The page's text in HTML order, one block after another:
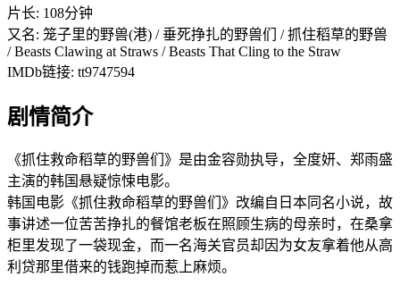
片长: 108分钟
又名: 笼子里的野兽(港) / 垂死挣扎的野兽们 / 抓住稻草的野兽
/ Beasts Clawing at Straws / Beasts That Cling to the Straw
IMDb链接: tt9747594
剧情简介
《抓住救命稻草的野兽们》是由金容勋执导，全度妍、郑雨盛
主演的韩国悬疑惊悚电影。
韩国电影《抓住救命稻草的野兽们》改编自日本同名小说，故
事讲述一位苦苦挣扎的餐馆老板在照顾生病的母亲时，在桑拿
柜里发现了一袋现金，而一名海关官员却因为女友拿着他从高
利贷那里借来的钱跑掉而惹上麻烦。